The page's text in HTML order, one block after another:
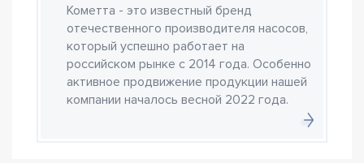
Кометта - это известный бренд
отечественного производителя насосов,
который успешно работает на
российском рынке с 2014 года. Особенно
активное продвижение продукции нашей
компании началось весной 2022 года.